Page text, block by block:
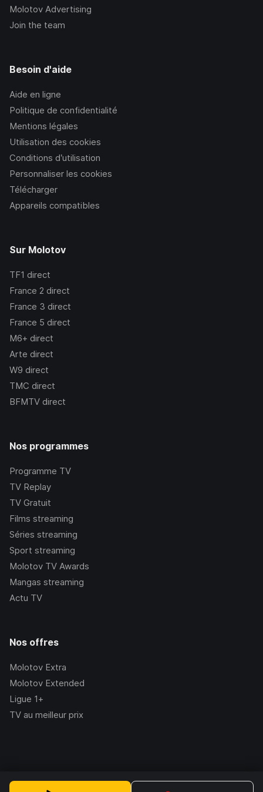
Molotov Advertising
Join the team
Besoin d'aide
Aide en ligne
Politique de confidentialité
Mentions légales
Utilisation des cookies
Conditions d’utilisation
Personnaliser les cookies
Télécharger
Appareils compatibles
Sur Molotov
TF1 direct
France 2 direct
France 3 direct
France 5 direct
M6+ direct
Arte direct
W9 direct
TMC direct
BFMTV direct
Nos programmes
Programme TV
TV Replay
TV Gratuit
Films streaming
Séries streaming
Sport streaming
Molotov TV Awards
Mangas streaming
Actu TV
Nos offres
Molotov Extra
Molotov Extended
Ligue 1+
TV au meilleur prix
2.228.1